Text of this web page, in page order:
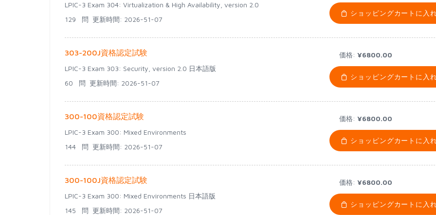
LPIC-3 Exam 304: Virtualization & High Availability, version 2.0
129 問 更新時間: 2026-51-07
ショッピングカートに入
303-200J資格認定試験
LPIC-3 Exam 303: Security, version 2.0 日本語版
60 問 更新時間: 2026-51-07
価格: ¥6800.00
ショッピングカートに入
300-100資格認定試験
LPIC-3 Exam 300: Mixed Environments
144 問 更新時間: 2026-51-07
価格: ¥6800.00
ショッピングカートに入
300-100J資格認定試験
LPIC-3 Exam 300: Mixed Environments 日本語版
145 問 更新時間: 2026-51-07
価格: ¥6800.00
ショッピングカートに入